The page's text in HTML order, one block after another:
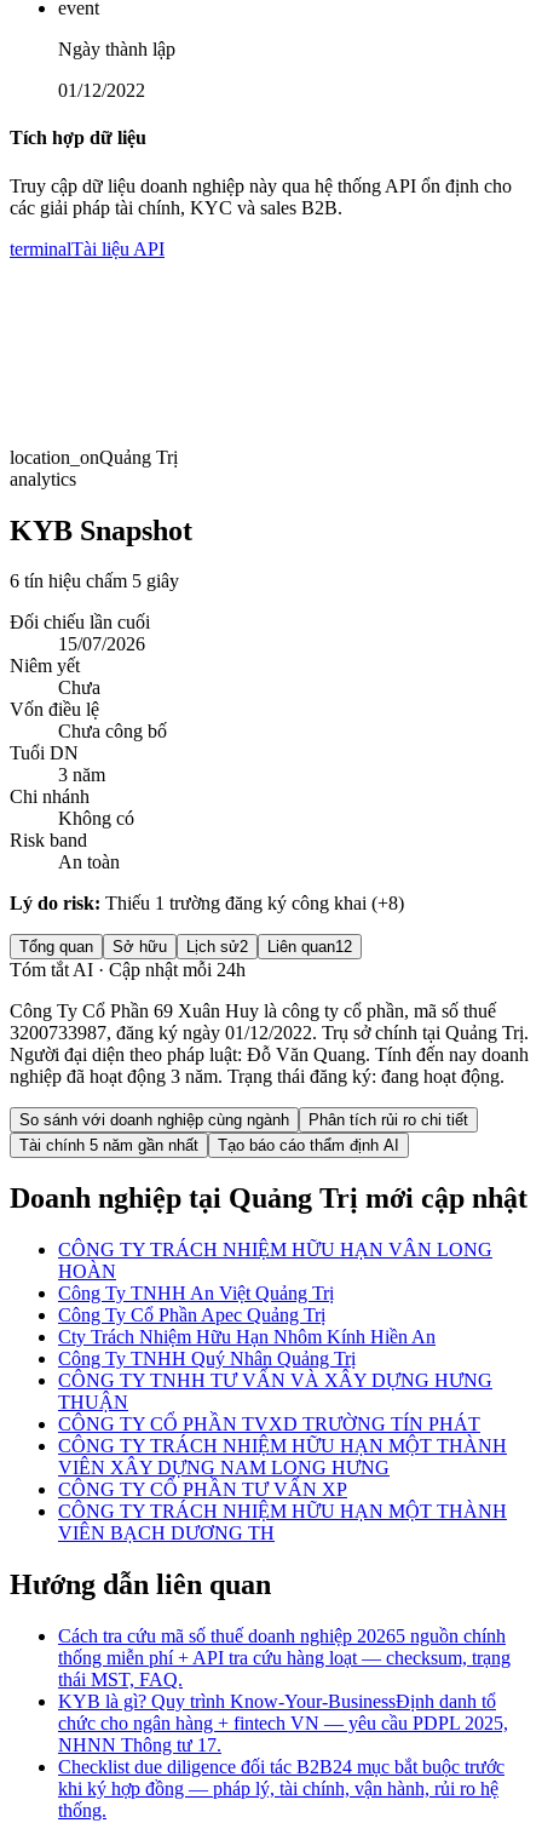
event
Ngày thành lập
01/12/2022
Tích hợp dữ liệu
Truy cập dữ liệu doanh nghiệp này qua hệ thống API ổn định cho
các giải pháp tài chính, KYC và sales B2B.
terminalTài liệu API
location_onQuảng Trị
analytics
KYB Snapshot
6 tín hiệu chấm 5 giây
Đối chiếu lần cuối
15/07/2026
Niêm yết
Chưa
Vốn điều lệ
Chưa công bố
Tuổi DN
3 năm
Chi nhánh
Không có
Risk band
An toàn
Lý do risk: Thiếu 1 trường đăng ký công khai (+8)
Tổng quan Sở hữu Lịch sử2 Liên quan12
Tóm tắt AI · Cập nhật mỗi 24h
Công Ty Cổ Phần 69 Xuân Huy là công ty cổ phần, mã số thuế
3200733987, đăng ký ngày 01/12/2022. Trụ sở chính tại Quảng Trị.
Người đại diện theo pháp luật: Đỗ Văn Quang. Tính đến nay doanh
nghiệp đã hoạt động 3 năm. Trạng thái đăng ký: đang hoạt động.
So sánh với doanh nghiệp cùng ngành
Phân tích rủi ro chi tiết
Tài chính 5 năm gần nhất
Tạo báo cáo thẩm định AI
Doanh nghiệp tại Quảng Trị mới cập nhật
CÔNG TY TRÁCH NHIỆM HỮU HẠN VÂN LONG
HOÀN
Công Ty TNHH An Việt Quảng Trị
Công Ty Cổ Phần Apec Quảng Trị
Cty Trách Nhiệm Hữu Hạn Nhôm Kính Hiền An
Công Ty TNHH Quý Nhân Quảng Trị
CÔNG TY TNHH TƯ VẤN VÀ XÂY DỰNG HƯNG
THUẬN
CÔNG TY CỔ PHẦN TVXD TRƯỜNG TÍN PHÁT
CÔNG TY TRÁCH NHIỆM HỮU HẠN MỘT THÀNH
VIÊN XÂY DỰNG NAM LONG HƯNG
CÔNG TY CỔ PHẦN TƯ VẤN XP
CÔNG TY TRÁCH NHIỆM HỮU HẠN MỘT THÀNH
VIÊN BẠCH DƯƠNG TH
Hướng dẫn liên quan
Cách tra cứu mã số thuế doanh nghiệp 20265 nguồn chính
thống miễn phí + API tra cứu hàng loạt — checksum, trạng
thái MST, FAQ.
KYB là gì? Quy trình Know-Your-BusinessĐịnh danh tổ
chức cho ngân hàng + fintech VN — yêu cầu PDPL 2025,
NHNN Thông tư 17.
Checklist due diligence đối tác B2B24 mục bắt buộc trước
khi ký hợp đồng — pháp lý, tài chính, vận hành, rủi ro hệ
thống.